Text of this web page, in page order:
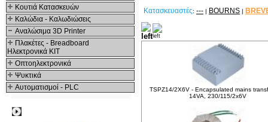
Κουτιά Κατασκευών
Καλώδια - Καλωδιώσεις
Αναλώσιμα 3D Printer
Πλακέτες - Breadboard
Ηλεκτρονικά ΚΙΤ
Οπτοηλεκτρονικά
Ψυκτικά
Αυτοματισμοί - PLC
Κατασκευαστές: --- | BOURNS |
TSPZ14/2X6V - Encapsulated mains
14VA, 230/115/2x6V